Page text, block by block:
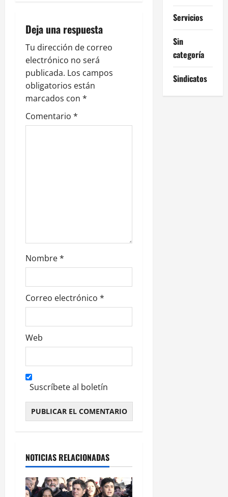
c
i
ó
n
d
e
a
d
a
s
Deja una respuesta
Tu dirección de correo
electrónico no será
publicada. Los campos
obligatorios están
marcados con *
Comentario *
Nombre*
Correo electrónico *
Web
Suscríbete al boletín
NOTICIAS RELACIONADAS
Servicios
Sin
categoría
Sindicatos